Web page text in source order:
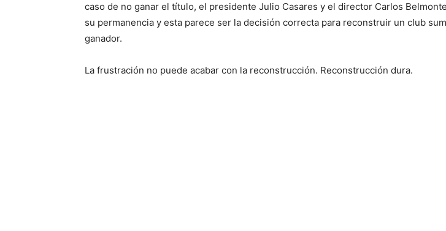
caso de no ganar el título, el presidente Julio Casares y el director Carlos
su permanencia y esta parece ser la decisión correcta para reconstruir un club
ganador.
La frustración no puede acabar con la reconstrucción. Reconstrucción dura.